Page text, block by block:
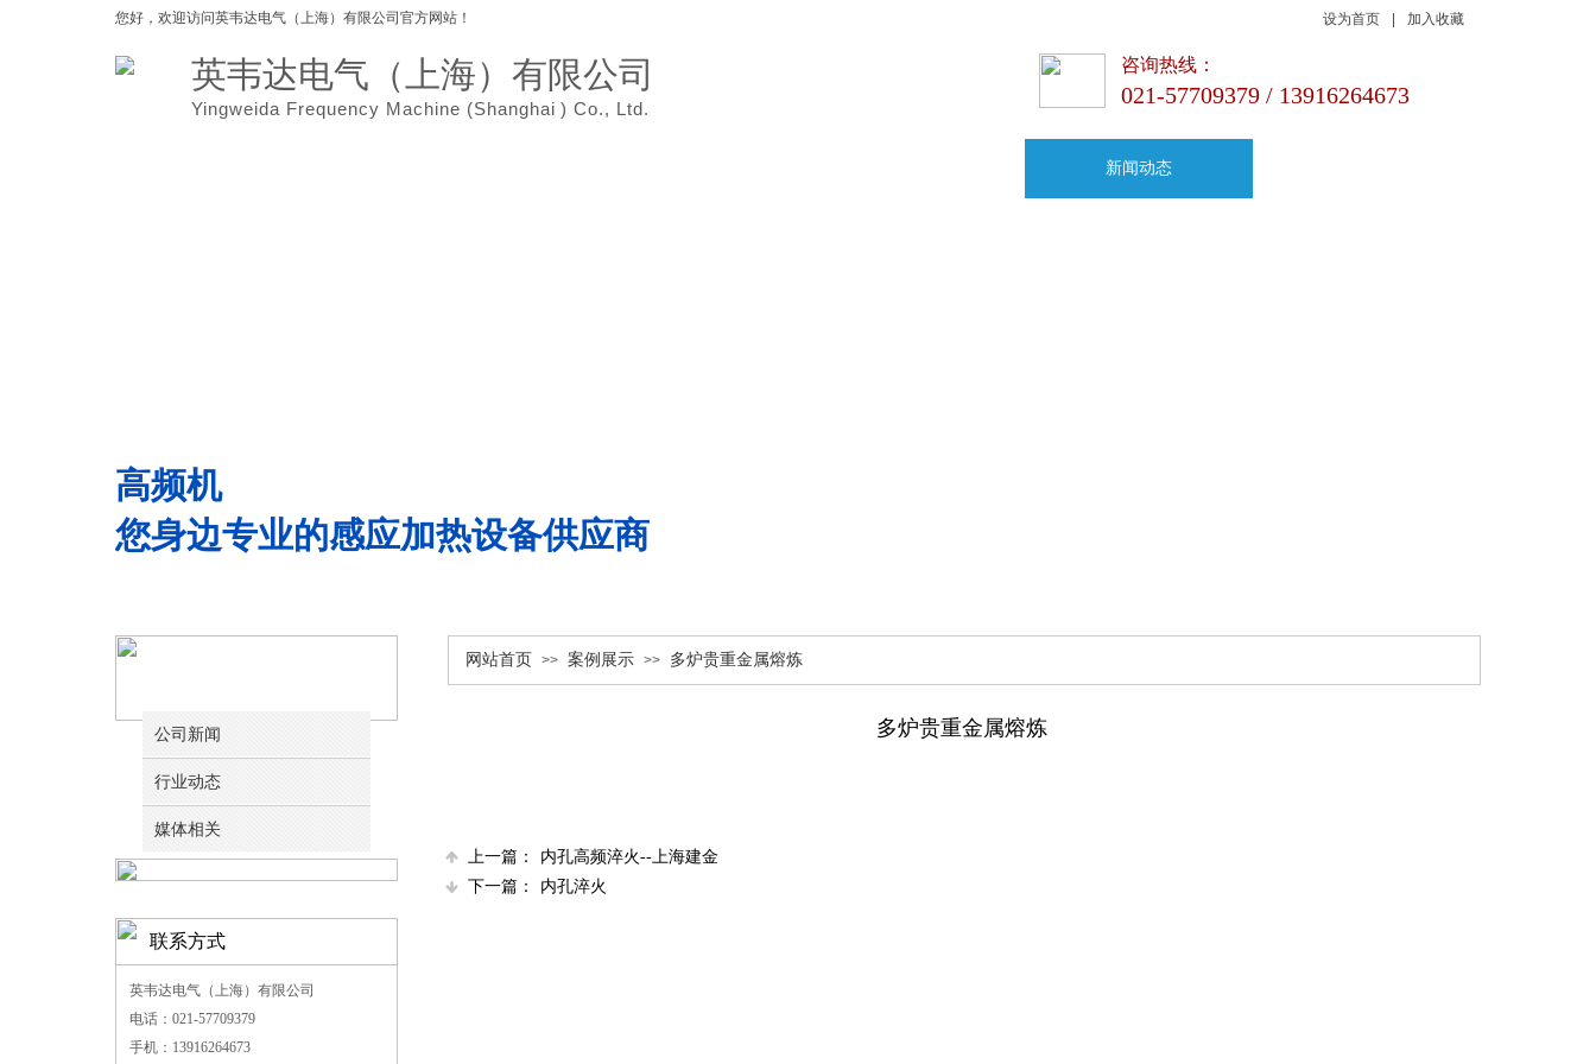
设为首页 加入收藏
新闻动态
您好，欢迎访问英韦达电气（上海）有限公司官方网站！
咨询热线：
021-57709379 / 13916264673
英韦达电气（上海）有限公司
Yingweida Frequency Machine (Shanghai ) Co., Ltd.
高频机
您身边专业的感应加热设备供应商
网站首页 >> 案例展示 >> 多炉贵重金属熔炼
公司新闻
行业动态
媒体相关
多炉贵重金属熔炼
上一篇：
内孔高频淬火--上海建金
下一篇：
内孔淬火
联系方式
英韦达电气（上海）有限公司
电话：021-57709379
手机：13916264673